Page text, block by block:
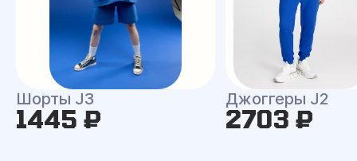
Шорты J3
1445 ₽
Джоггеры J2
2703 ₽